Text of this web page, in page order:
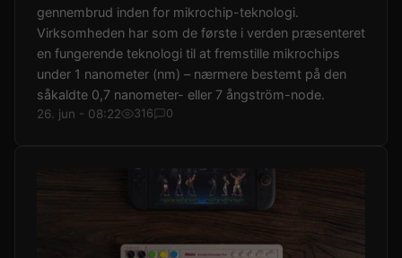
gennembrud inden for mikrochip-teknologi.
Virksomheden har som de første i verden præsenteret
en fungerende teknologi til at fremstille mikrochips
under 1 nanometer (nm) – nærmere bestemt på den
såkaldte 0,7 nanometer- eller 7 ångström-node.
26. jun - 08:22 316 0